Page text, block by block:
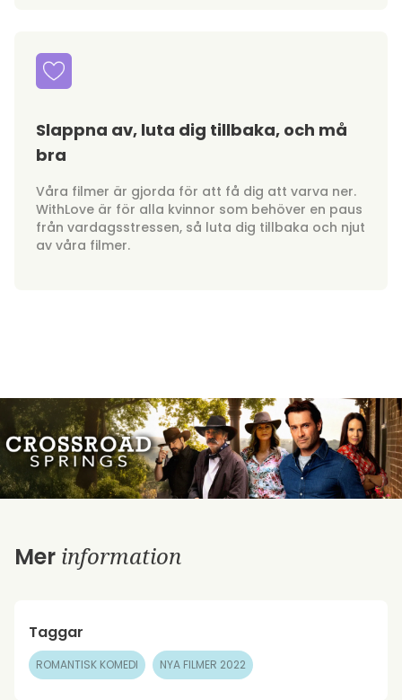
Slappna av, luta dig tillbaka, och må
bra
Våra filmer är gjorda för att få dig att varva ner.
WithLove är för alla kvinnor som behöver en paus
från vardagsstressen, så luta dig tillbaka och njut
av våra filmer.
Mer information
Taggar
ROMANTISK KOMEDI NYA FILMER 2022